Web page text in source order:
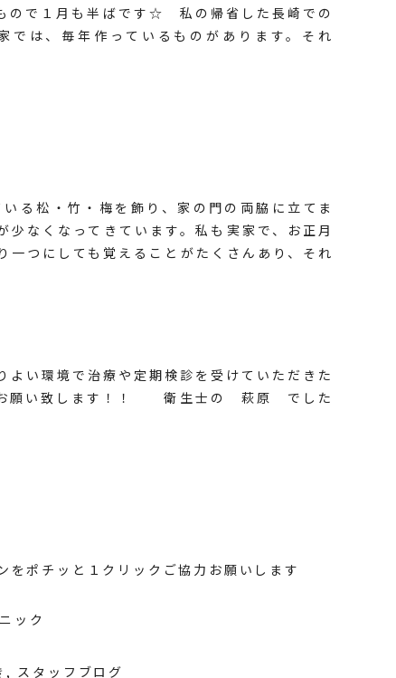
ので１月も半ばです☆ 私の帰省した長崎での
では、毎年作っているものがあります。それ
る松・竹・梅を飾り、家の門の両脇に立てま
なくなってきています。私も実家で、お正月
つにしても覚えることがたくさんあり、それ
い環境で治療や定期検診を受けていただきた
致します！！ 衛生士の 萩原 でした
をポチッと１クリックご協力お願いします
ック
, スタッフブログ